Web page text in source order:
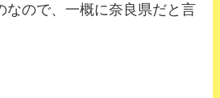
なので、一概に奈良県だと言